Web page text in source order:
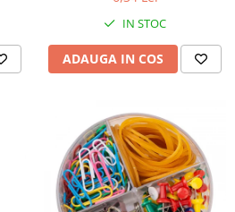
IN STOC
ADAUGA IN COS